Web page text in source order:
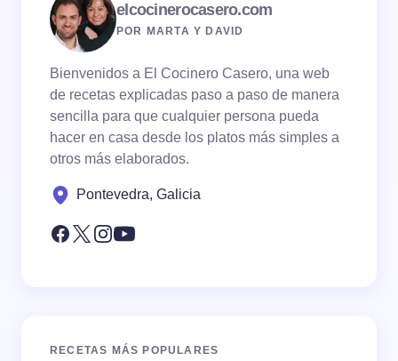
elcocinerocasero.com
POR MARTA Y DAVID
Bienvenidos a El Cocinero Casero, una web
de recetas explicadas paso a paso de manera
sencilla para que cualquier persona pueda
hacer en casa desde los platos más simples a
otros más elaborados.
Pontevedra, Galicia
RECETAS MÁS POPULARES